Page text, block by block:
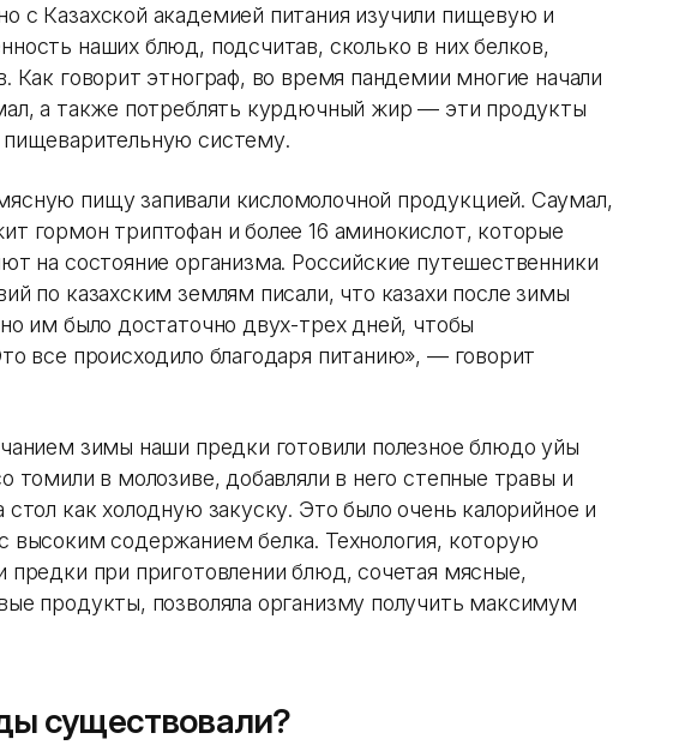
с Казахской академией питания изучили пищевую и
наших блюд, подсчитав, сколько в них белков,
Как говорит этнограф, во время пандемии многие начали
а также потреблять курдючный жир — эти продукты
систему.
пищу запивали кисломолочной продукцией. Саумал,
гормон триптофан и более 16 аминокислот, которые
на состояние организма. Российские путешественники
по казахским землям писали, что казахи после зимы
им было достаточно двух-трех дней, чтобы
все происходило благодаря питанию», — говорит
зимы наши предки готовили полезное блюдо уйқы
томили в молозиве, добавляли в него степные травы и
стол как холодную закуску. Это было очень калорийное и
высоким содержанием белка. Технология, которую
предки при приготовлении блюд, сочетая мясные,
продукты, позволяла организму получить максимум
существовали?